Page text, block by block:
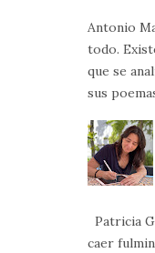
Antonio
todo.
que se
sus
Patricia
caer